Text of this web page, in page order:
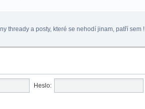
thready a posty, které se nehodí jinam, patří sem !
Heslo: